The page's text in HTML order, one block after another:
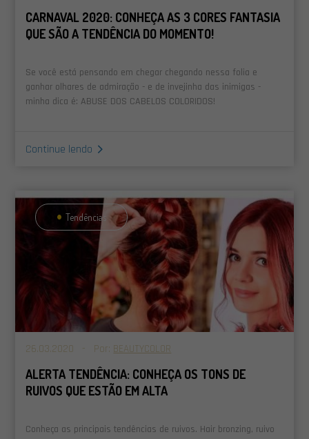
CARNAVAL 2020: CONHEÇA AS 3 CORES FANTASIA
QUE SÃO A TENDÊNCIA DO MOMENTO!
Se você está pensando em chegar chegando nessa folia e
ganhar olhares de admiração - e de invejinha das inimigas -
minha dica é: ABUSE DOS CABELOS COLORIDOS!
Continue lendo
Tendências
26.03.2020 - Por: BEAUTYCOLOR
ALERTA TENDÊNCIA: CONHEÇA OS TONS DE
RUIVOS QUE ESTÃO EM ALTA
Conheça as principais tendências de ruivos. Hair bronzing, ruivo